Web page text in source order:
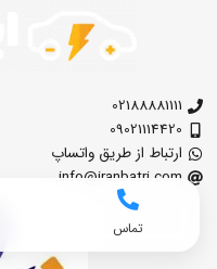
تماس
02188881111
09021114420
ارتباط از طریق واتساپ
info@iranbatri.com